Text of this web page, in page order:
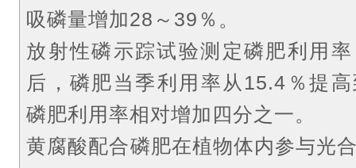
吸磷量增加28～39％。
放射性磷示踪试验测定磷肥利用
后，磷肥当季利用率从15.4％提
磷肥利用率相对增加四分之一。
黄腐酸配合磷肥在植物体内参与光